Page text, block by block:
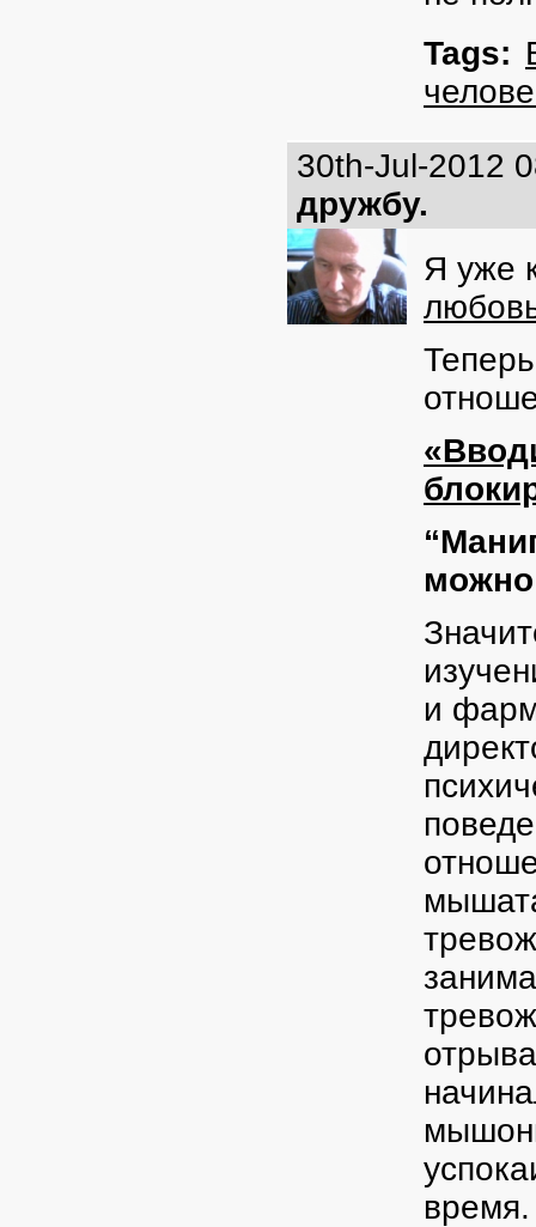
Tags:
30th-Jul-2012
дружбу.
Я уже
и
время.